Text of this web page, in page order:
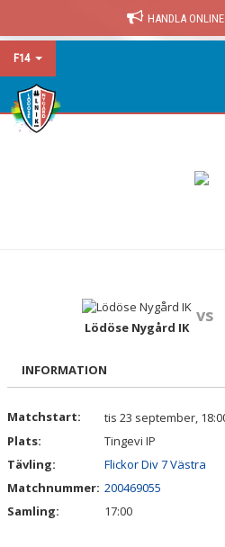
HANDLA
F14
F14
DOKUMENT
Lödöse Nygård IK
vs
INFORMATION
Matchstart:
tis 23 september,
Plats:
Tingevi IP
Tävling:
Flickor Div 7 Västra
Matchnummer: 200469055
Samling:
17:00